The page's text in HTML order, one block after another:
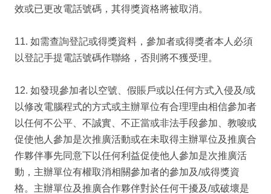
效或已更改電話號碼，其得獎資格將被取消。
11. 如需查詢登記或得獎資料，參加者或得獎者本人必須
以登記手提電話號碼作聯絡，否則將不獲受理。
12. 如發現參加者以空號、假賬戶或以任何方式入侵及/或
以修改電腦程式的方式或主辦單位有合理理由相信參加者
以任何不公平、不誠實、不正當或非法手段參加、教唆或
促使他人參加是次推廣活動或在未取得主辦單位及推廣合
作夥伴事先同意下以任何利益促使他人參加是次推廣活
動，主辦單位有權取消相關參加者的參加及/或得獎資
格。主辦單位及推廣合作夥伴對於任何干擾及/或破壞是